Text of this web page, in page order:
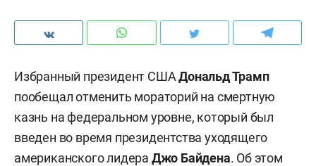
Избранный президент СШАДональд Трамп
пообещал отменить мораторий на смертную
казнь на федеральном уровне, который был
введен во время президентства уходящего
американского лидера Джо Байдена. Об этом